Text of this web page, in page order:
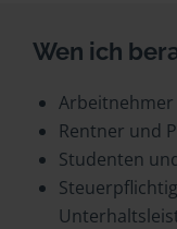
Wen ich
Rentner und
Studenten